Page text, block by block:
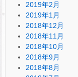
2019年2月
2019年1月
2018年12月
2018年11月
2018年10月
2018年9月
2018年8月